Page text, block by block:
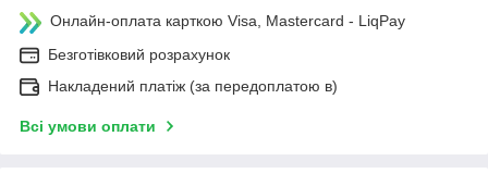
Онлайн-оплата карткою Visa, Mastercard - LiqPay
Безготівковий розрахунок
Накладений платіж (за передоплатою в)
Всі умови оплати